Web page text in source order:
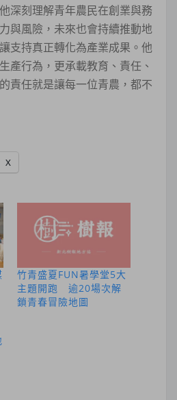
深刻理解青年農民在創業與務
與風險，未來也會持續推動地
支持真正轉化為產業成果。他
產行為，更承載教育、責任、
責任就是讓每一位青農，都不
X
竹青盛夏FUN暑學堂5大
主題開跑 逾20場次解
鎖青春冒險地圖